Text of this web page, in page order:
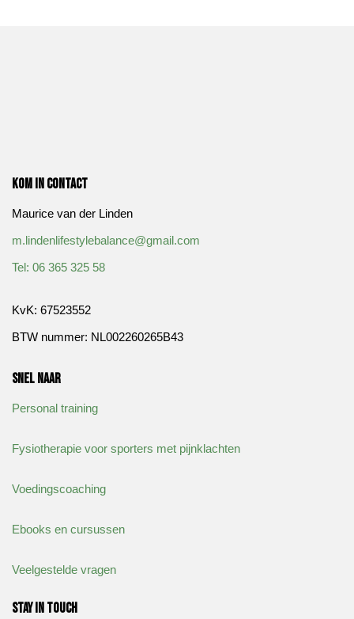
Kom in contact
Maurice van der Linden
m.lindenlifestylebalance@gmail.com
​Tel: 06 365 325 58
KvK: 67523552
BTW nummer: NL002260265B43
Snel naar
Personal training
Fysiotherapie voor sporters met pijnklachten
Voedingscoaching
Ebooks en cursussen
Veelgestelde vragen
Stay in touch